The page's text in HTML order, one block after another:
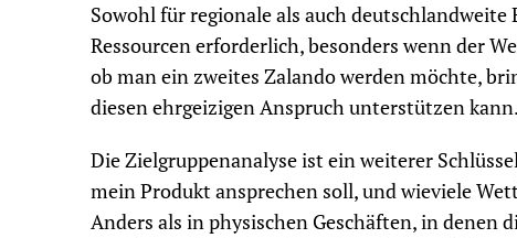
Sowohl für regionale als auch
Ressourcen erforderlich, besonders wenn der
ob man ein zweites Zalando werden möchte,
diesen ehrgeizigen Anspruch unterstützen kann.
Die Zielgruppenanalyse ist ein weiterer
mein Produkt ansprechen soll, und wieviele
Anders als in physischen Geschäften, in denen